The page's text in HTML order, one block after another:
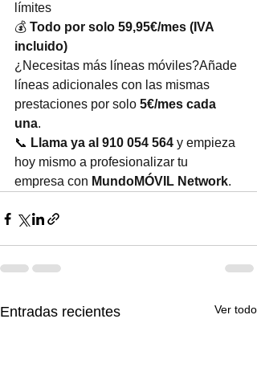
límites
💰 Todo por solo 59,95€/mes (IVA
incluido)
¿Necesitas más líneas móviles?Añade
líneas adicionales con las mismas
prestaciones por solo 5€/mes cada
una.
📞 Llama ya al 910 054 564 y empieza
hoy mismo a profesionalizar tu
empresa con MundoMÓVIL Network.
Entradas recientes Ver todo